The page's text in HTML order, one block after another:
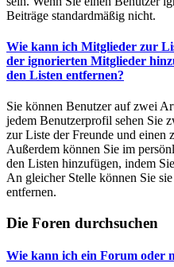
Beiträge standardmäßig nicht.
Wie kann ich Mitglieder zur
der ignorierten Mitglieder
den Listen entfernen?
Sie können Benutzer auf zwei
jedem Benutzerprofil sehen Sie
zur Liste der Freunde und einen
Außerdem können Sie im
den Listen hinzufügen, indem
An gleicher Stelle können Sie
entfernen.
Die Foren durchsuchen
Wie kann ich ein Forum oder